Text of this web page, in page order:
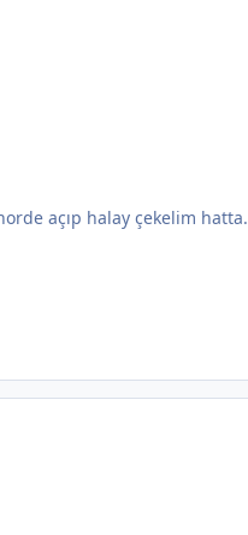
açıp halay çekelim hatta.